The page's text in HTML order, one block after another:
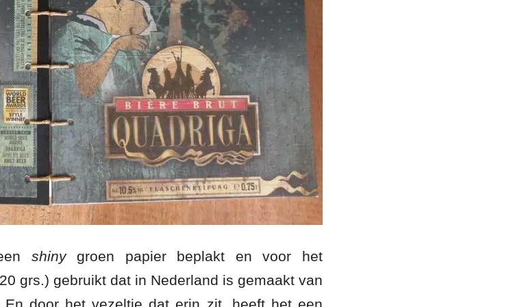
shinygroen papier beplakt en voor het
grs.) gebruikt dat in Nederland is gemaakt van
door het vezeltje dat erin zit, heeft het een